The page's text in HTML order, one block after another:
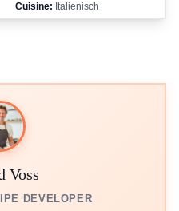
Cuisine: Italienisch
Voss
DEVELOPER